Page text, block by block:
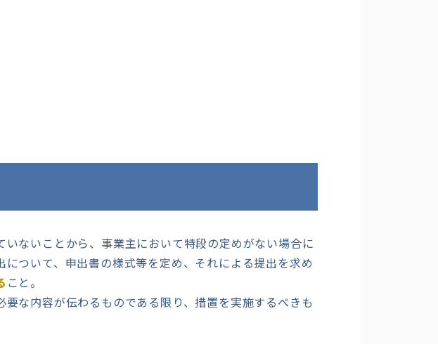
ないことから、事業主において特段の定めがない場合に
ついて、申出書の様式等を定め、それによる提出を求め
こと。
な内容が伝わるものである限り、措置を実施するべきも